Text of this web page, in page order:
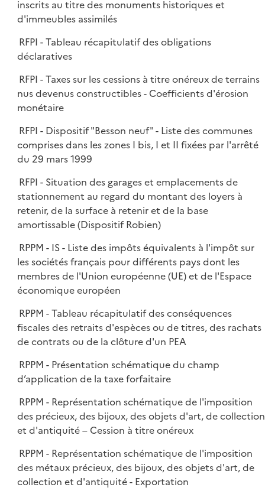
inscrits au titre des monuments historiques et
d'immeubles assimilés
RFPI - Tableau récapitulatif des obligations
déclaratives
RFPI - Taxes sur les cessions à titre onéreux de terrains
nus devenus constructibles - Coefficients d'érosion
monétaire
RFPI - Dispositif "Besson neuf" - Liste des communes
comprises dans les zones I bis, I et II fixées par l'arrêté
du 29 mars 1999
RFPI - Situation des garages et emplacements de
stationnement au regard du montant des loyers à
retenir, de la surface à retenir et de la base
amortissable (Dispositif Robien)
RPPM - IS - Liste des impôts équivalents à l'impôt sur
les sociétés français pour différents pays dont les
membres de l'Union européenne (UE) et de l'Espace
économique européen
RPPM - Tableau récapitulatif des conséquences
fiscales des retraits d'espèces ou de titres, des rachats
de contrats ou de la clôture d'un PEA
RPPM - Présentation schématique du champ
d’application de la taxe forfaitaire
RPPM - Représentation schématique de l'imposition
des précieux, des bijoux, des objets d'art, de collection
et d'antiquité – Cession à titre onéreux
RPPM - Représentation schématique de l'imposition
des métaux précieux, des bijoux, des objets d'art, de
collection et d'antiquité - Exportation